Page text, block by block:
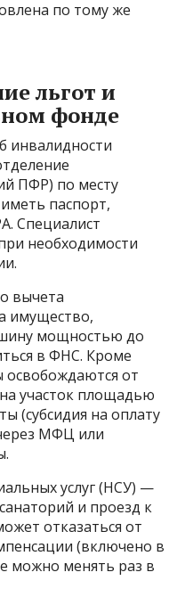
по тому же
льгот и
фонде
инвалидности
ПФР) по месту
паспорт,
Специалист
необходимости
вычета
имущество,
мощностью до
в ФНС. Кроме
освобождаются от
участок площадью
(субсидия на оплату
МФЦ или
услуг (НСУ) —
и проезд к
отказаться от
(включено в
можно менять раз в